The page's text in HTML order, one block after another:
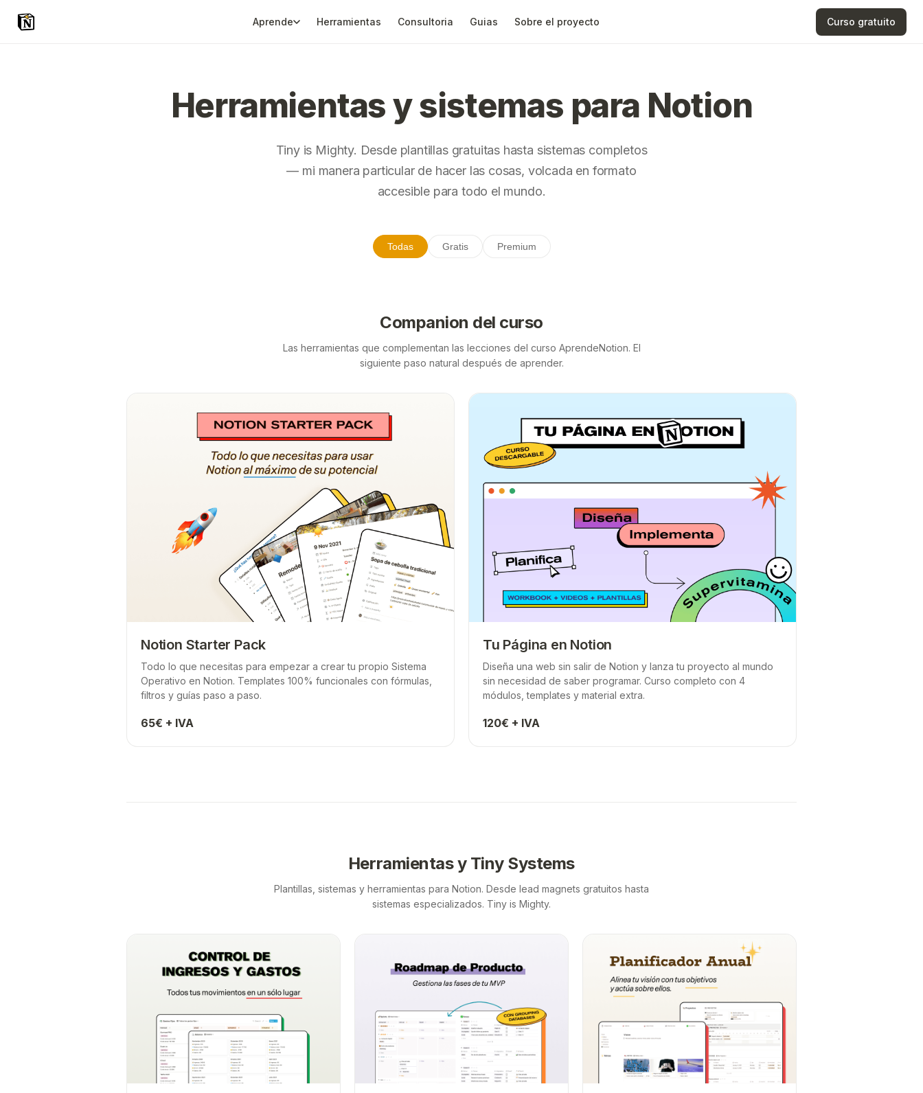
Aprende Herramientas Consultoria Guias Sobre el proyecto Curso gratuito
Herramientas y sistemas para Notion
Tiny is Mighty. Desde plantillas gratuitas hasta sistemas completos
— mi manera particular de hacer las cosas, volcada en formato
accesible para todo el mundo.
Todas Gratis Premium
Companion del curso
Las herramientas que complementan las lecciones del curso AprendeNotion. El
siguiente paso natural después de aprender.
Notion Starter Pack
Todo lo que necesitas para empezar a crear tu propio Sistema
Operativo en Notion. Templates 100% funcionales con fórmulas,
filtros y guías paso a paso.
65€ + IVA
Tu Página en Notion
Diseña una web sin salir de Notion y lanza tu proyecto al mundo
sin necesidad de saber programar. Curso completo con 4
módulos, templates y material extra.
120€ + IVA
Herramientas y Tiny Systems
Plantillas, sistemas y herramientas para Notion. Desde lead magnets gratuitos hasta
sistemas especializados. Tiny is Mighty.